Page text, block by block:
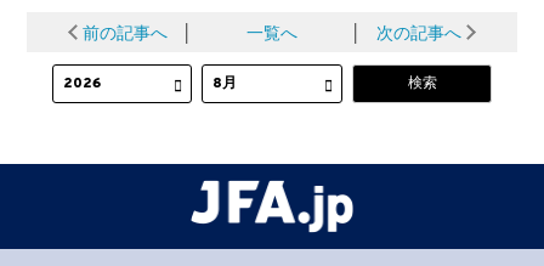
前の記事へ │ 一覧へ │ 次の記事へ